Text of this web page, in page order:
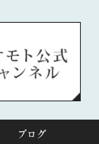
ブログ